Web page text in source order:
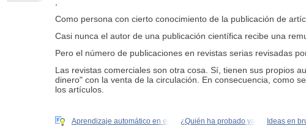
Como persona con cierto conocimiento de la publicación de
Casi nunca el autor de una publicación científica recibe una
Pero el número de publicaciones en revistas serias revisadas
Las revistas comerciales son otra cosa. Sí, tienen sus propios
dinero" con la venta de la circulación. En consecuencia, como
los artículos.
Aprendizaje automático en el ¿Quién ha probado ya Ideas en